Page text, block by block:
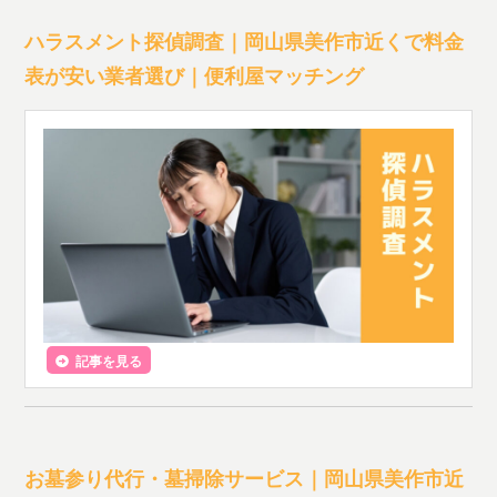
ハラスメント探偵調査｜岡山県美作市近くで料金
表が安い業者選び｜便利屋マッチング
記事を見る
お墓参り代行・墓掃除サービス｜岡山県美作市近